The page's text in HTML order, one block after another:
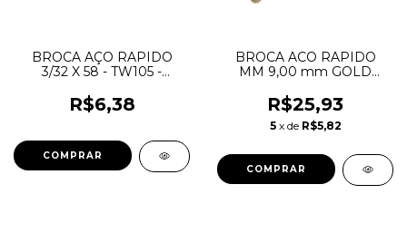
BROCA AÇO RAPIDO
3/32 X 58 - TW105 -
R$6,38
BROCA ACO RAPIDO
MM 9,00 mm GOLD
R$25,93
5 x de R$5,82